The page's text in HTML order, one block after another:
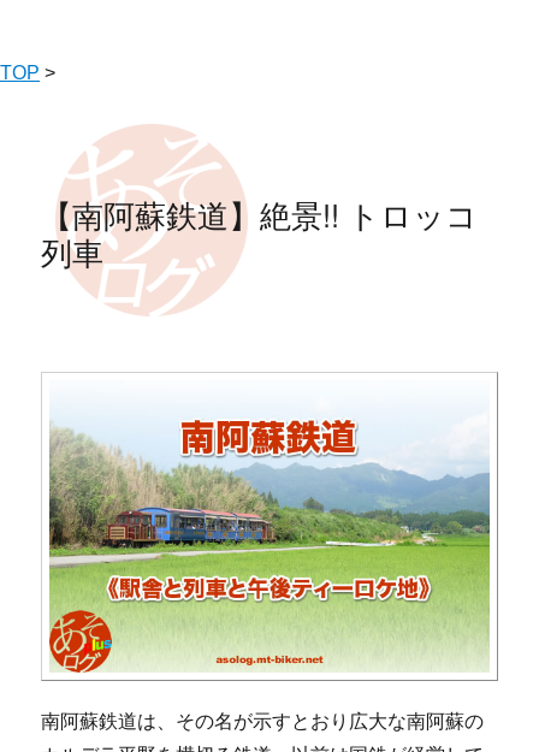
TOP >
【南阿蘇鉄道】絶景!! トロッコ
列車
南阿蘇鉄道は、その名が示すとおり広大な南阿蘇の